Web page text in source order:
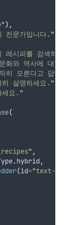
"),
전문가입니다. "
레시피를 검색하
화와 역사에 대한
히 모른다고 답변
설명하세요. "
세요. "
(
" ,
.hybrid ,
(id="text-